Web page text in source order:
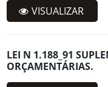
VISUALIZAR
LEI N 1.188_91
ORÇAMENTÁRIAS.